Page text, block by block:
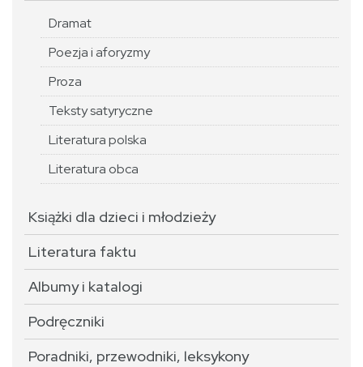
Dramat
Poezja i aforyzmy
Proza
Teksty satyryczne
Literatura polska
Literatura obca
Książki dla dzieci i młodzieży
Literatura faktu
Albumy i katalogi
Podręczniki
Poradniki, przewodniki, leksykony